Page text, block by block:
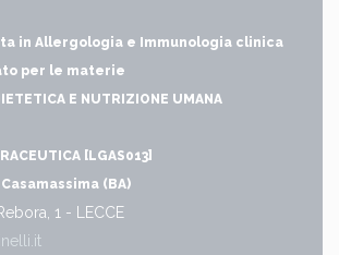
in Allergologia e Immunologia clinica
per le materie
E NUTRIZIONE UMANA
[LGAS013]
(BA)
1 - LECCE